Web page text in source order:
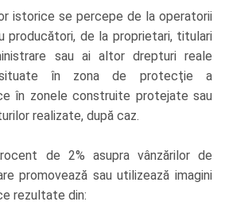
istorice se percepe de la operatorii
producători, de la proprietari, titulari
sau ai altor drepturi reale
situate în zona de protecţie a
în zonele construite protejate sau
realizate, după caz.
de 2% asupra vânzărilor de
promovează sau utilizează imagini
rezultate din: